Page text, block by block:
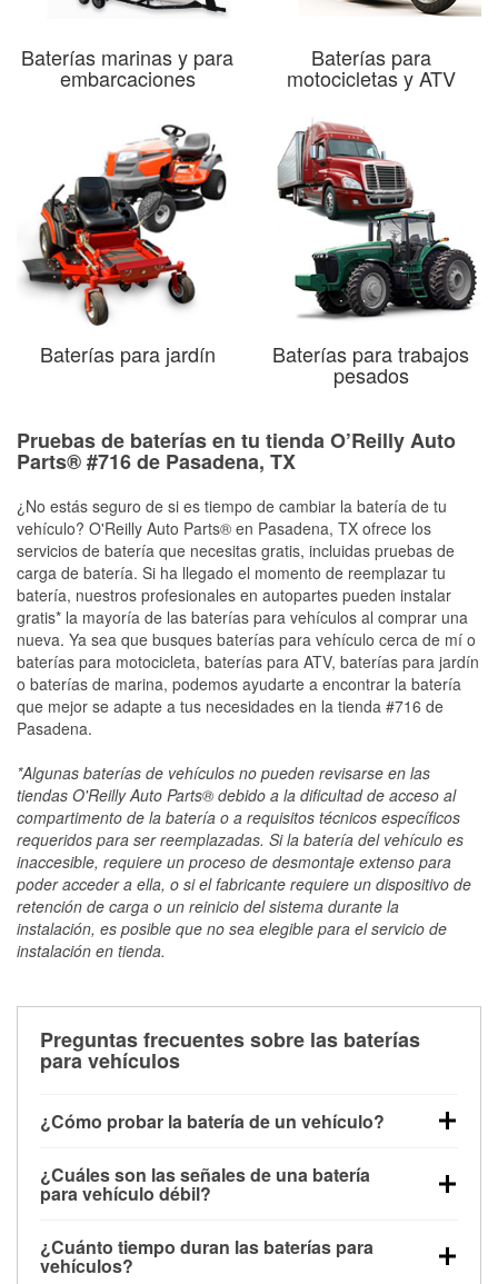
Baterías marinas y para
embarcaciones
Baterías para
motocicletas y ATV
Baterías para jardín Baterías para trabajos
pesados
Pruebas de baterías en tu tienda O’Reilly Auto
Parts® #716 de Pasadena, TX
¿No estás seguro de si es tiempo de cambiar la batería de tu
vehículo? O'Reilly Auto Parts® en Pasadena, TX ofrece los
servicios de batería que necesitas gratis, incluidas pruebas de
carga de batería. Si ha llegado el momento de reemplazar tu
batería, nuestros profesionales en autopartes pueden instalar
gratis* la mayoría de las baterías para vehículos al comprar una
nueva. Ya sea que busques baterías para vehículo cerca de mí o
baterías para motocicleta, baterías para ATV, baterías para jardín
o baterías de marina, podemos ayudarte a encontrar la batería
que mejor se adapte a tus necesidades en la tienda #716 de
Pasadena.
*Algunas baterías de vehículos no pueden revisarse en las
tiendas O'Reilly Auto Parts® debido a la dificultad de acceso al
compartimento de la batería o a requisitos técnicos específicos
requeridos para ser reemplazadas. Si la batería del vehículo es
inaccesible, requiere un proceso de desmontaje extenso para
poder acceder a ella, o si el fabricante requiere un dispositivo de
retención de carga o un reinicio del sistema durante la
instalación, es posible que no sea elegible para el servicio de
instalación en tienda.
Preguntas frecuentes sobre las baterías
para vehículos
¿Cómo probar la batería de un vehículo?
maneras. El método más rápido es utilizar un
multímetro: con el vehículo apagado, conecta los
voltaje: una batería en buen estado y totalmente
¿Cuáles son las señales de una batería
para vehículo débil?
advertencia. Un arranque lento del motor, faros
¿Cuánto tiempo duran las baterías para
vehículos?